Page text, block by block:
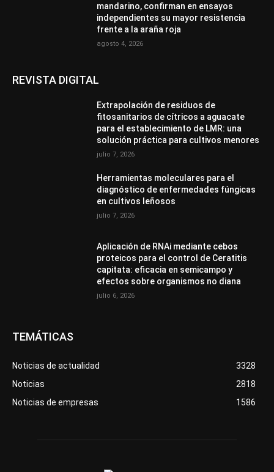
mandarino, confirman en ensayos
independientes su mayor resistencia
frente a la araña roja
agosto 4, 2026
REVISTA DIGITAL
Extrapolación de residuos de
fitosanitarios de cítricos a aguacate
para el establecimiento de LMR: una
solución práctica para cultivos menores
julio 7, 2026
Herramientas moleculares para el
diagnóstico de enfermedades fúngicas
en cultivos leñosos
julio 7, 2026
Aplicación de RNAi mediante cebos
proteicos para el control de Ceratitis
capitata: eficacia en semicampo y
efectos sobre organismos no diana
julio 6, 2026
TEMÁTICAS
Noticias de actualidad
3328
Noticias
2818
Noticias de empresas
1586